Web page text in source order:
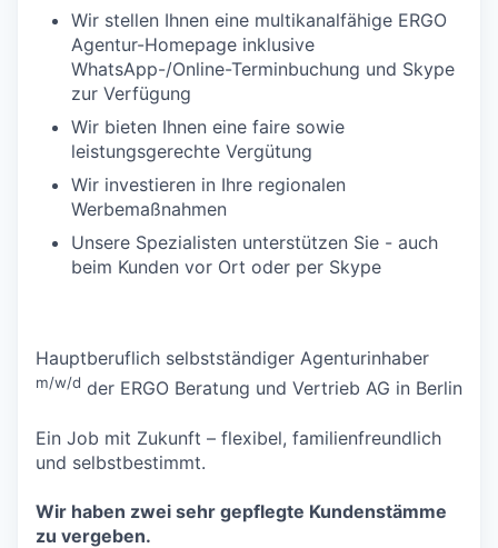
Wir stellen Ihnen eine multikanalfähige ERGO
Agentur-Homepage inklusive
WhatsApp-/Online-Terminbuchung und Skype
zur Verfügung
Wir bieten Ihnen eine faire sowie
leistungsgerechte Vergütung
Wir investieren in Ihre regionalen
Werbemaßnahmen
Unsere Spezialisten unterstützen Sie - auch
beim Kunden vor Ort oder per Skype
Hauptberuflich selbstständiger Agenturinhaber
m/w/d der ERGO Beratung und Vertrieb AG in Berlin
Ein Job mit Zukunft – flexibel, familienfreundlich
und selbstbestimmt.
Wir haben zwei sehr gepflegte Kundenstämme
zu vergeben.